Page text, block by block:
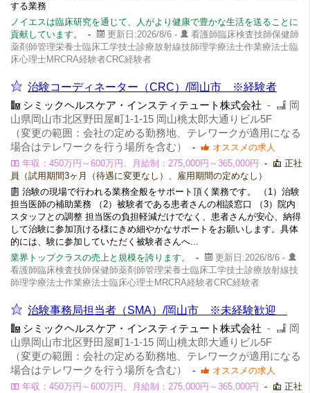
する業務
ノイエスは臨床研究を通じて、人がより健康で豊かな生活を送ることに
貢献しています。
- 更新日:2026/8/6 -
看護師臨床検査技師保健師
薬剤師管理栄養士臨床工学技士診療放射線技師理学療法士作業療法士臨
床心理士MRCRA経験者CRC経験者
治験コーディネーター（CRC）/岡山市 ※経験者
シミックヘルスケア・インスティテュート株式会社 -
岡
山県岡山市北区野田屋町1-1-15 岡山桃太郎大通りビル5F
（変更の範囲：会社の定める勤務地、テレワークが適用になる
場合はテレワークを行う場所を含む）
-
オススメの求人
年収：450万円～600万円、月給制：275,000円～365,000円
-
正社
員（試用期間3ヶ月（待遇に変更なし）、雇用期間の定めなし）
治験の現場で行われる業務全般をサポート頂く業務です。 （1）治験
担当医師の補助業務 （2）被験者である患者さんの相談窓口 （3）院内
スタッフとの調整 担当医の負担軽減だけでなく、患者さんが安心、納得
して治験に参加頂ける様にきめ細やかなサポートをお願いします。具体
的には、験に参加していただく被験者さんへ...
業界トップクラスの売上と規模を誇ります。
-
更新日:2026/8/6 -
看護師臨床検査技師保健師薬剤師管理栄養士臨床工学技士診療放射線技
師理学療法士作業療法士臨床心理士MRCRA経験者CRC経験者
治験事務局担当者（SMA）/岡山市 ※未経験歓迎
シミックヘルスケア・インスティテュート株式会社 -
岡
山県岡山市北区野田屋町1-1-15 岡山桃太郎大通りビル5F
（変更の範囲：会社の定める勤務地、テレワークが適用になる
場合はテレワークを行う場所を含む）
-
オススメの求人
年収：450万円～600万円、月給制：275,000円～365,000円
-
正社